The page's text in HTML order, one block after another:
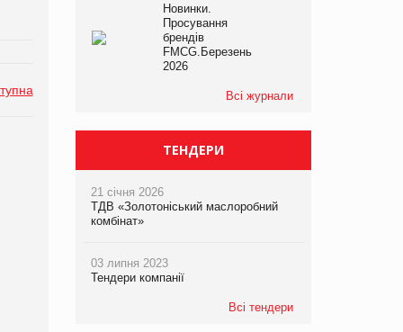
Новинки.
Просування
брендів
FMCG.Березень
2026
Всі журнали
ТЕНДЕРИ
21 січня 2026
ТДВ «Золотоніський маслоробний
комбінат»
03 липня 2023
Тендери компанії
Всі тендери